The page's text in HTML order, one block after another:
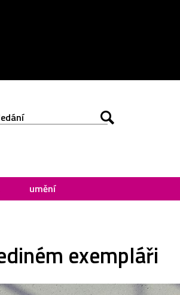
umění
exempláři